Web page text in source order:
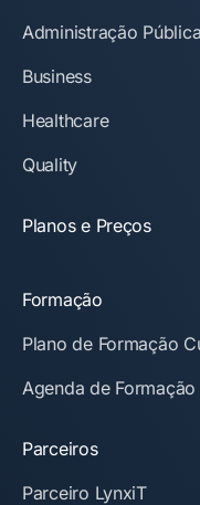
Administração Pública
Business
Healthcare
Quality
Planos e Preços
Formação
Plano de Formação
Agenda de
Parceiros
Parceiro LynxiT